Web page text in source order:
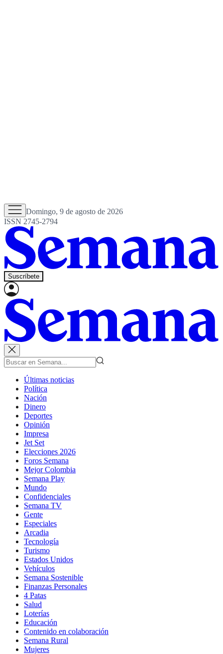
Domingo, 9 de agosto de 2026
ISSN 2745-2794
Suscríbete
Últimas noticias
Política
Nación
Dinero
Deportes
Opinión
Impresa
Jet Set
Elecciones 2026
Foros Semana
Mejor Colombia
Semana Play
Mundo
Confidenciales
Semana TV
Gente
Especiales
Arcadia
Tecnología
Turismo
Estados Unidos
Vehículos
Semana Sostenible
Finanzas Personales
4 Patas
Salud
Loterías
Educación
Contenido en colaboración
Semana Rural
Mujeres